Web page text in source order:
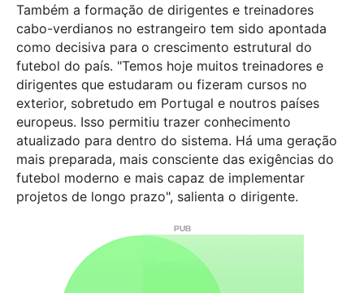
Também a formação de dirigentes e treinadores
cabo-verdianos no estrangeiro tem sido apontada
como decisiva para o crescimento estrutural do
futebol do país. "Temos hoje muitos treinadores e
dirigentes que estudaram ou fizeram cursos no
exterior, sobretudo em Portugal e noutros países
europeus. Isso permitiu trazer conhecimento
atualizado para dentro do sistema. Há uma geração
mais preparada, mais consciente das exigências do
futebol moderno e mais capaz de implementar
projetos de longo prazo", salienta o dirigente.